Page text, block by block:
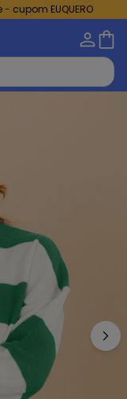
- cupom EUQUERO